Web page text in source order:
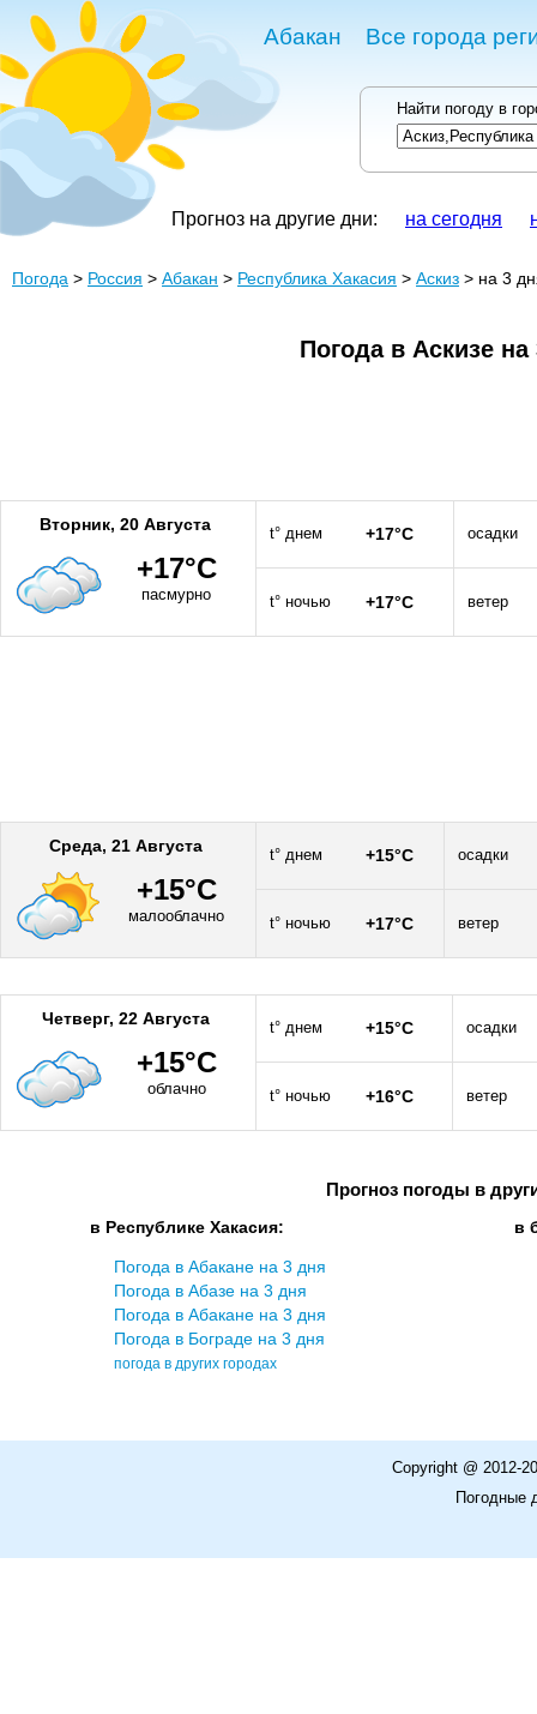
Абакан Все города
Найти погоду в
Прогноз на другие дни: на сегодня
Погода > Россия > Абакан > Республика Хакасия > Аскиз > на 3
Погода в Аскизе на
Вторник, 20 Августа
+17°C
пасмурно
t° днем +17°C осадки
t° ночью +17°C ветер
Среда, 21 Августа
+15°C
малооблачно
t° днем +15°C осадки
t° ночью +17°C ветер
Четверг, 22 Августа
+15°C
облачно
t° днем +15°C осадки
t° ночью +16°C ветер
Прогноз погоды в
в Республике Хакасия:
Погода в Абакане на 3 дня
Погода в Абазе на 3 дня
Погода в Абакане на 3 дня
Погода в Бограде на 3 дня
погода в других городах
в
Copyright @ 2012-
Погодные